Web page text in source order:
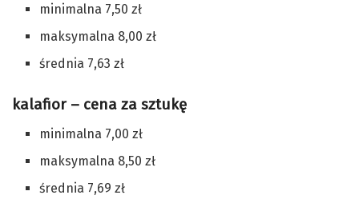
minimalna 7,50 zł
maksymalna 8,00 zł
średnia 7,63 zł
kalafior – cena za sztukę
minimalna 7,00 zł
maksymalna 8,50 zł
średnia 7,69 zł